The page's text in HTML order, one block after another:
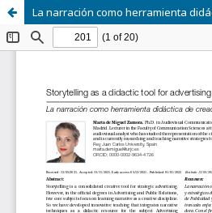
La narración como herramienta